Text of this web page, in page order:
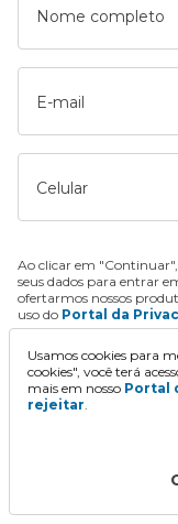
Nome completo
E-mail
Celular
Ao clicar em "Continuar",
seus dados para entrar
ofertarmos nossos
uso do Portal da
Usamos cookies para
cookies", você terá
mais em nosso Portal
rejeitar.